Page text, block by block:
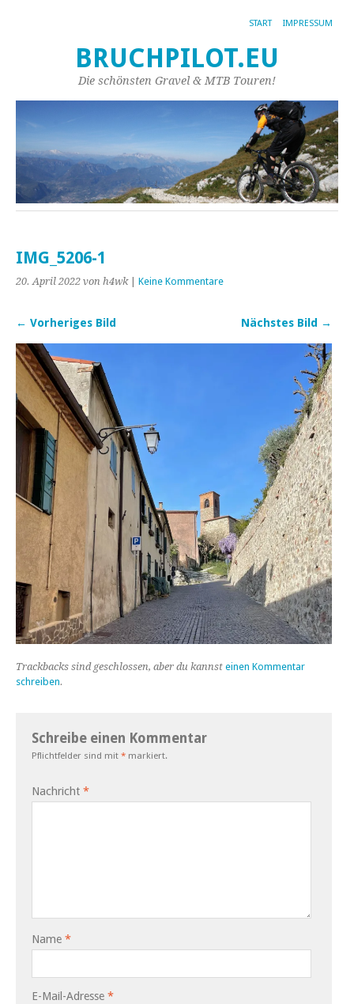
START IMPRESSUM
BRUCHPILOT.EU
Die schönsten Gravel & MTB Touren!
IMG_5206-1
20. April 2022 von h4wk| Keine Kommentare
← Vorheriges Bild Nächstes Bild →
Trackbacks sind geschlossen, aber du kannst einen Kommentar
schreiben.
Schreibe einen Kommentar
Pflichtfelder sind mit * markiert.
Nachricht *
Name *
E-Mail-Adresse *